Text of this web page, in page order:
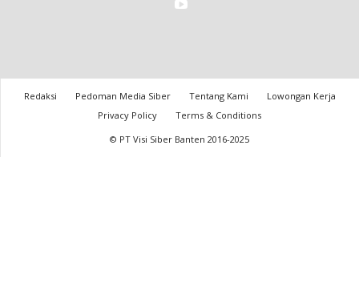
Redaksi Pedoman Media Siber Tentang Kami
Lowongan Kerja
Privacy Policy
Terms & Conditions
© PT Visi Siber Banten 2016-2025